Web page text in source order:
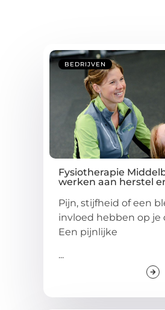
BEDRIJVEN
Fysiotherapie
werken aan herstel
Pijn, stijfheid of een
invloed hebben op je
Een pijnlijke
...